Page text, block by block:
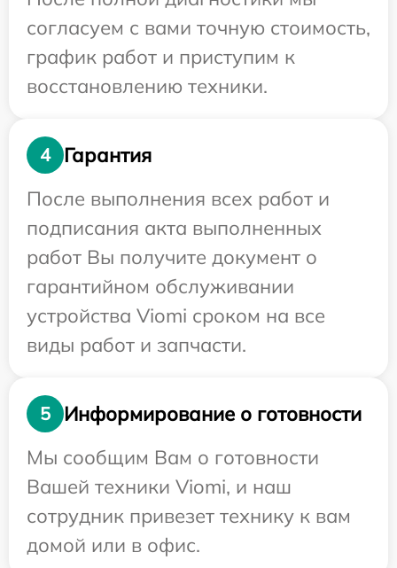
согласуем с вами точную стоимость,
график работ и приступим к
восстановлению техники.
4
Гарантия
После выполнения всех работ и
подписания акта выполненных
работ Вы получите документ о
гарантийном обслуживании
устройства Viomi сроком на все
виды работ и запчасти.
5
Информирование о готовности
Мы сообщим Вам о готовности
Вашей техники Viomi, и наш
сотрудник привезет технику к вам
домой или в офис.